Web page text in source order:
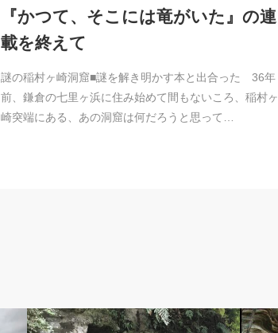
『かつて、そこには竜がいた』の連
載を終えて
謎の稲村ヶ崎洞窟■謎を解き明かす本と出合った 36年
前、鎌倉の七里ヶ浜に住み始めて間もないころ、稲村ヶ
崎突端にある、あの洞窟は何だろうと思って…